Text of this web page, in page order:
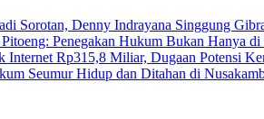
Sorotan, Denny Indrayana Singgung
Penegakan Hukum Bukan Hanya
Rp315,8 Miliar, Dugaan Potensi
Seumur Hidup dan Ditahan di